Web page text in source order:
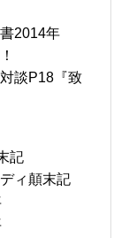
2014年
談P18『致
記
ィ顛末記